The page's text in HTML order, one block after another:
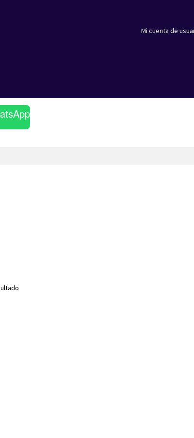
Mi cuenta de